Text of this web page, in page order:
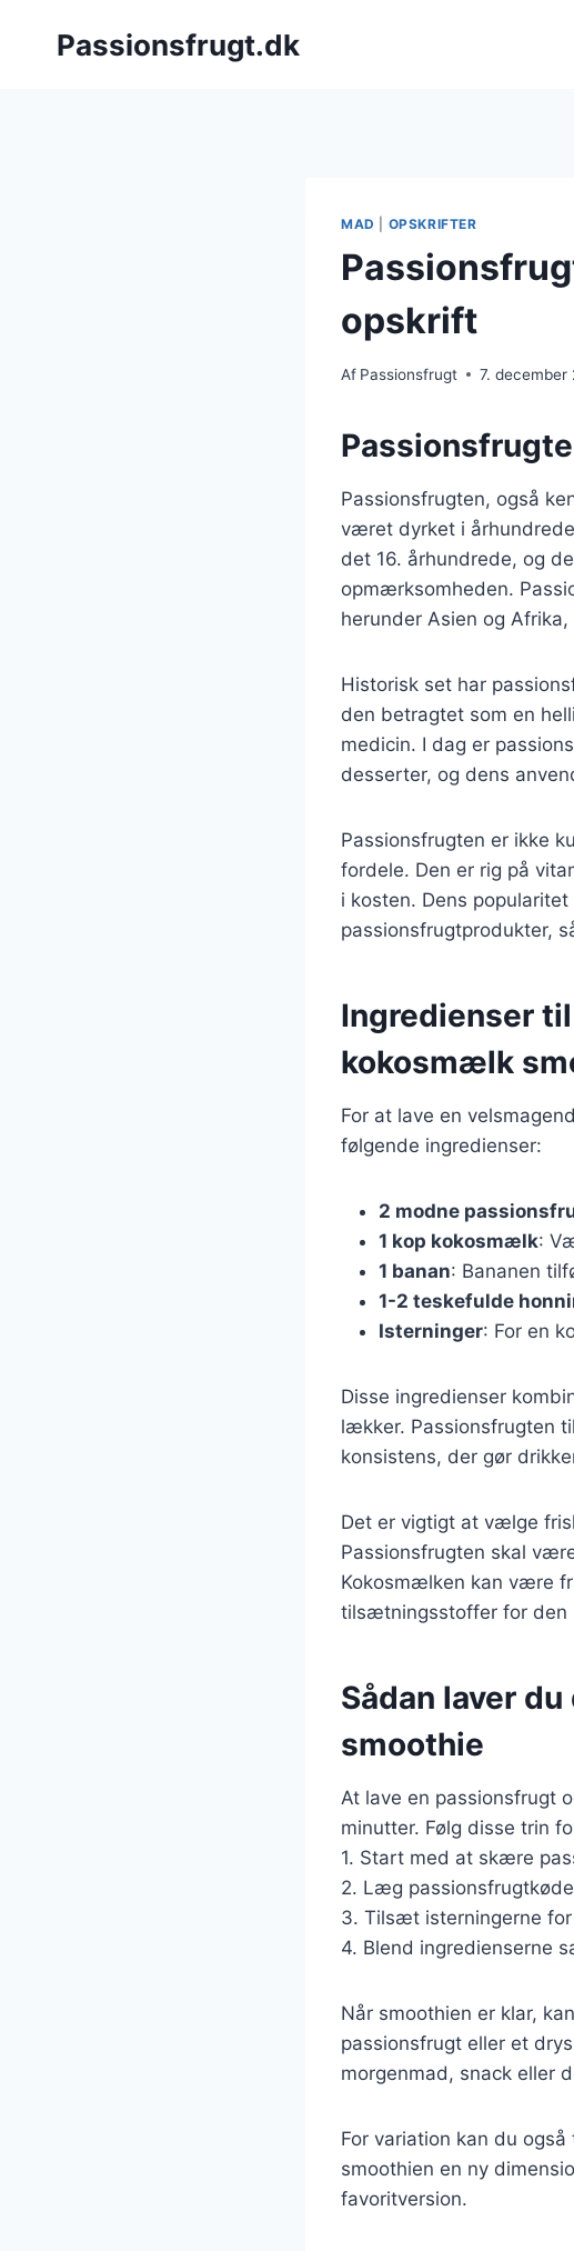
Passionsfrugt.dk
MAD OPSKRIFTER
opskrift
Af Passionsfrugt 7. december
Passionsfrugten, også
været dyrket i
det 16. århundrede, og
opmærksomheden.
herunder Asien og
Historisk set har
den betragtet som en
medicin. I dag er
desserter, og dens
Passionsfrugten er ikke
fordele. Den er rig på
i kosten. Dens
passionsfrugtprodukter,
Ingredienser
kokosmælk
For at lave en
følgende ingredienser:
2 modne
1 kop kokosmælk:
1 banan: Bananen
1-2 teskefulde
Isterninger: For en
Disse ingredienser
lækker. Passionsfrugten
konsistens, der gør
Det er vigtigt at vælge
Passionsfrugten skal
Kokosmælken kan være
tilsætningsstoffer for den
Sådan laver
smoothie
At lave en passionsfrugt
minutter. Følg disse trin
1. Start med at skære
2. Læg
3. Tilsæt isterningerne
4. Blend ingredienserne
Når smoothien er klar,
passionsfrugt eller et
morgenmad, snack eller
For variation kan du
smoothien en ny
favoritversion.